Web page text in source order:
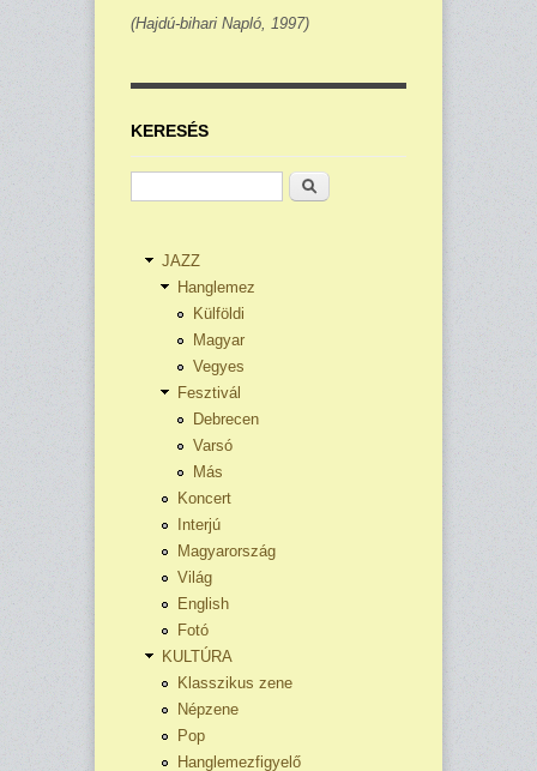
(Hajdú-bihari Napló, 1997)
KERESÉS
Keresés
JAZZ
Hanglemez
Külföldi
Magyar
Vegyes
Fesztivál
Debrecen
Varsó
Más
Koncert
Interjú
Magyarország
Világ
English
Fotó
KULTÚRA
Klasszikus zene
Népzene
Pop
Hanglemezfigyelő